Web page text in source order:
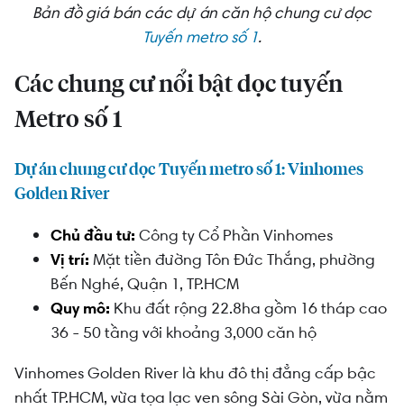
Bản đồ giá bán các dự án căn hộ chung cư dọc
Tuyến metro số 1.
Các chung cư nổi bật dọc tuyến
Metro số 1
Dự án chung cư dọc Tuyến metro số 1: Vinhomes
Golden River
Chủ đầu tư: Công ty Cổ Phần Vinhomes
Vị trí: Mặt tiền đường Tôn Đức Thắng, phường
Bến Nghé, Quận 1, TP.HCM
Quy mô: Khu đất rộng 22.8ha gồm 16 tháp cao
36 - 50 tầng với khoảng 3,000 căn hộ
Vinhomes Golden River là khu đô thị đẳng cấp bậc
nhất TP.HCM, vừa tọa lạc ven sông Sài Gòn, vừa nằm